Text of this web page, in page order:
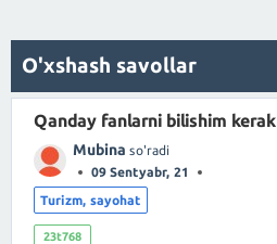
O'xshash savollar
Qanday fanlarni bilishim kerak
Mubina so'radi
09 Sentyabr, 21
Turizm, sayohat
23t768